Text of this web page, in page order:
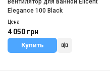
Вентилятор для ванной Elicent
Elegance 100 Black
Цена
4 050 грн
Купить